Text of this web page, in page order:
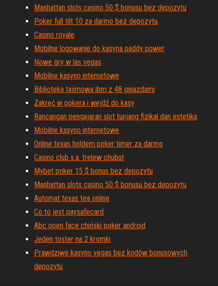
Manhattan slots casino 50 $ bonusu bez depozytu
Poker full tilt 10 za darmo bez depozytu
Casino royale
Mobilne logowanie do kasyna paddy power
Nowe gry w las vegas
Mobilne kasyno internetowe
Biblioteka taśmowa ibm z 48 gniazdami
Zakręć w pokera i wejdź do kasy
Rancangan pengajaran slot tunjang fizikal dan estetika
Mobilne kasyno internetowe
Online texas holdem poker timer za darmo
Casino club s.a. trelew chubut
Mybet poker 15 $ bonus bez depozytu
Manhattan slots casino 50 $ bonusu bez depozytu
Automat texas tea online
Co to jest paysafecard
Abc open face chiński poker android
Jeden toster na 2 kromki
Prawdziwe kasyno vegas bez kodów bonusowych
depozytu